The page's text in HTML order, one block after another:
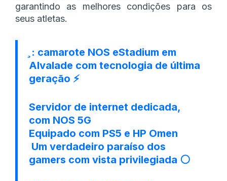
garantindo as melhores condições para os
seus atletas.
̧ : camarote NOS eStadium em
Alvalade com tecnologia de última
geração ️⚡
Servidor de internet dedicada,
com NOS 5G
Equipado com PS5 e HP Omen
️ Um verdadeiro paraíso dos
gamers com vista privilegiada ⚪